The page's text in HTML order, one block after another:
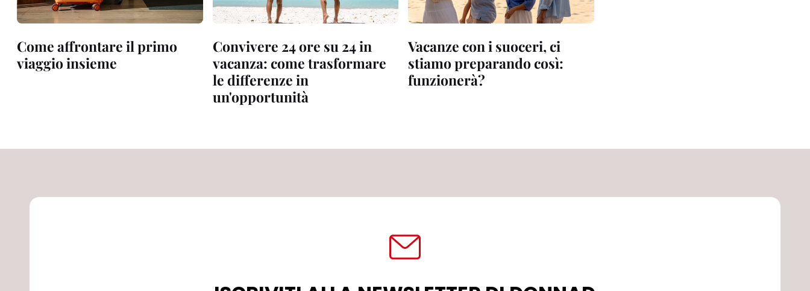
Come affrontare il primo
viaggio insieme
Convivere 24 ore su 24 in
vacanza: come trasformare
le differenze in
un'opportunità
Vacanze con i suoceri, ci
stiamo preparando così:
funzionerà?